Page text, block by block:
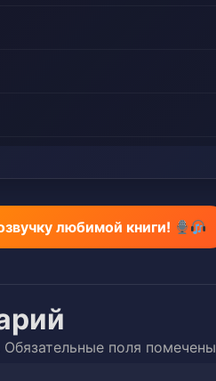
любимой книги!
Обязательные поля помечены